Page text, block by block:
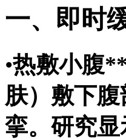
一、即时
•热敷小腹
肤）敷下
挛。研究显